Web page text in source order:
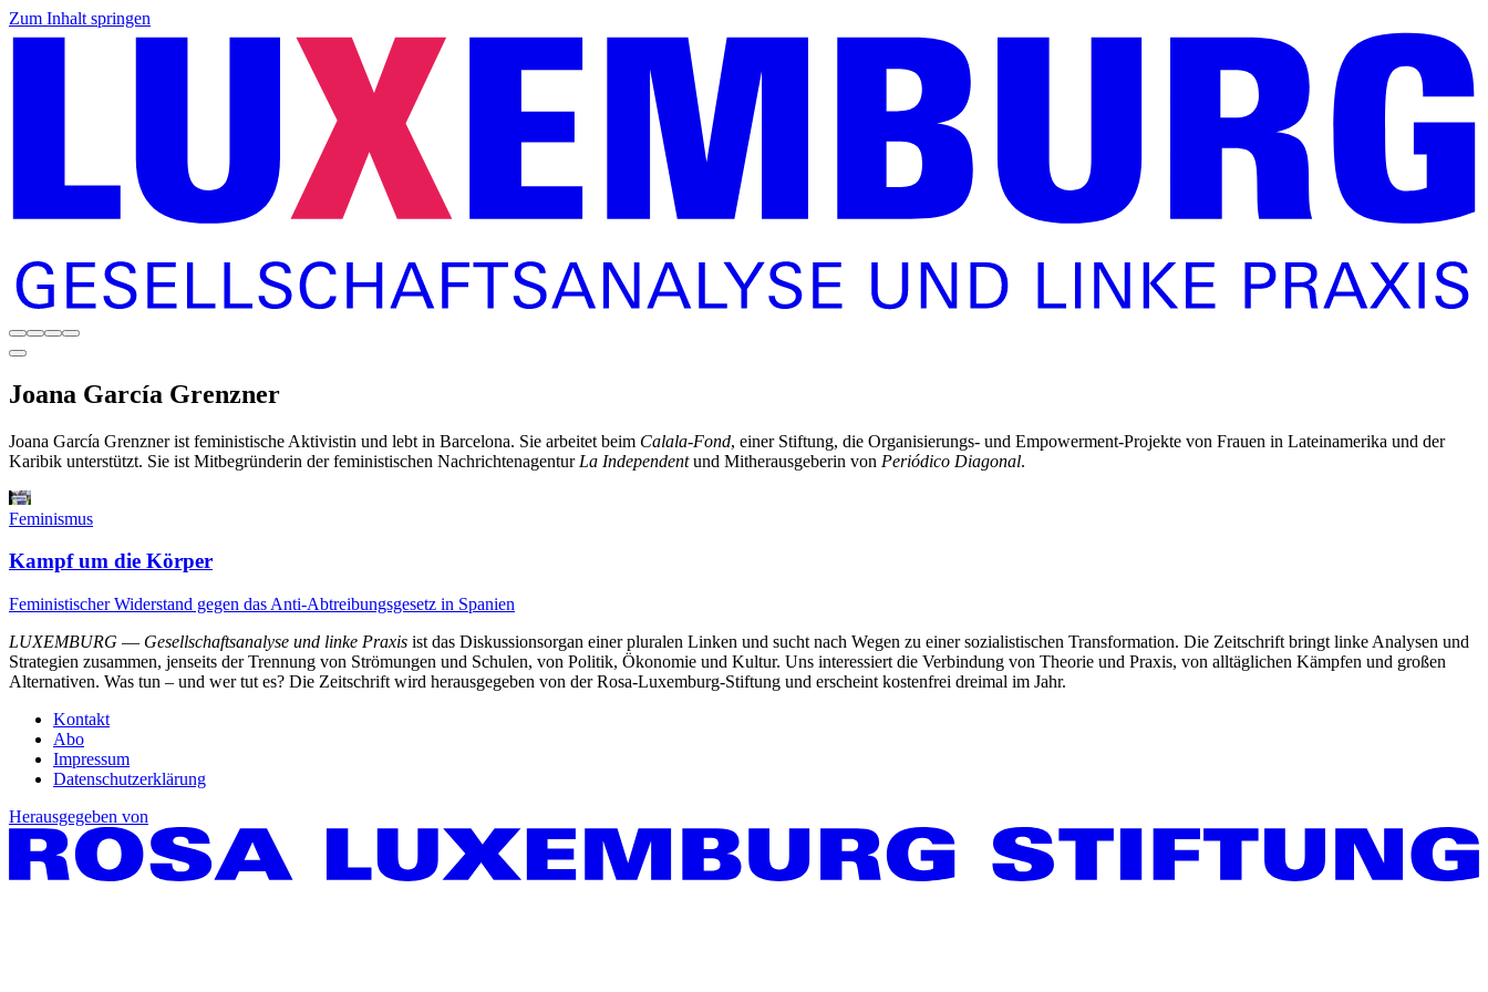
Zum Inhalt springen
Joana García Grenzner
Joana García Grenzner ist feministische Aktivistin und lebt in Barcelona. Sie arbeitet beim Calala-Fond, einer Stiftung, die Organisierungs- und Empowerment-Projekte von Frauen in Lateinamerika und der
Karibik unterstützt. Sie ist Mitbegründerin der feministischen Nachrichtenagentur La Independentund Mitherausgeberin von Periódico Diagonal.
Feminismus
Kampf um die Körper
Feministischer Widerstand gegen das Anti-Abtreibungsgesetz in Spanien
LUXEMBURG — Gesellschaftsanalyse und linke Praxis ist das Diskussionsorgan einer pluralen Linken und sucht nach Wegen zu einer sozialistischen Transformation. Die Zeitschrift bringt linke Analysen und
Strategien zusammen, jenseits der Trennung von Strömungen und Schulen, von Politik, Ökonomie und Kultur. Uns interessiert die Verbindung von Theorie und Praxis, von alltäglichen Kämpfen und großen
Alternativen. Was tun – und wer tut es? Die Zeitschrift wird herausgegeben von der Rosa-Luxemburg-Stiftung und erscheint kostenfrei dreimal im Jahr.
Kontakt
Abo
Impressum
Datenschutzerklärung
Herausgegeben von